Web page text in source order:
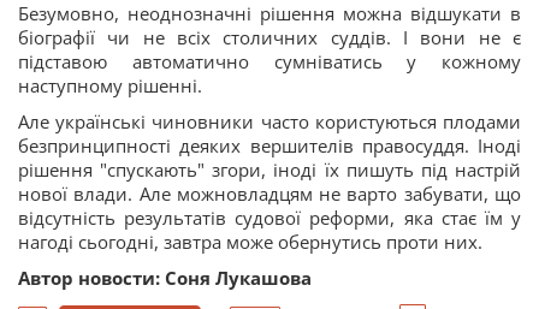
Безумовно, неоднозначні рішення можна відшукати в
біографії чи не всіх столичних суддів. І вони не є
підставою автоматично сумніватись у кожному
наступному рішенні.
Але українські чиновники часто користуються плодами
безпринципності деяких вершителів правосуддя. Іноді
рішення "спускають" згори, іноді їх пишуть під настрій
нової влади. Але можновладцям не варто забувати, що
відсутність результатів судової реформи, яка стає їм у
нагоді сьогодні, завтра може обернутись проти них.
Автор новости: Соня Лукашова